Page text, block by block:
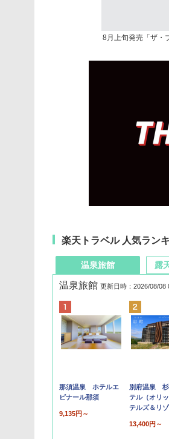
8月上旬発売「ザ・
楽天トラベル 人気ラン
温泉旅館
温泉旅館 更新日時：2026/08/08
那須温泉 ホテルエ
ピナール那須
9,135円～
別府温泉 杉
テル（オリ
テルズ＆リゾ
13,400円～
露